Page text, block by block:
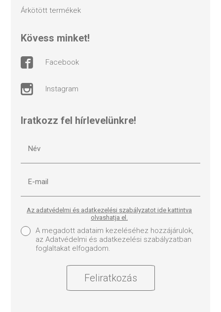
árkötött termékek
kövess minket!
facebook
instagram
Iratkozz fel hírlevelünkre!
Az adatvédelmi és adatkezelési szabályzatot ide kattintva
olvashatja el.
A megadott adataim kezeléséhez hozzájárulok,
az Adatvédelmi és adatkezelési szabályzatban
foglaltakat elfogadom.
Feliratkozás